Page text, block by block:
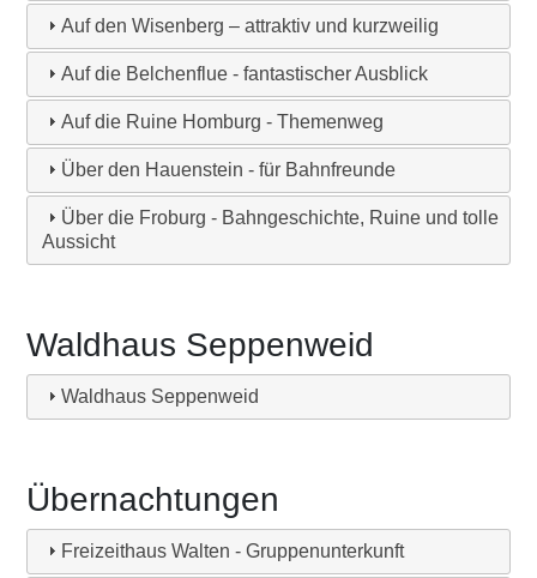
Auf den Wisenberg – attraktiv und kurzweilig
Auf die Belchenflue - fantastischer Ausblick
Auf die Ruine Homburg - Themenweg
Über den Hauenstein - für Bahnfreunde
Über die Froburg - Bahngeschichte, Ruine und tolle
Aussicht
Waldhaus Seppenweid
Waldhaus Seppenweid
Übernachtungen
Freizeithaus Walten - Gruppenunterkunft